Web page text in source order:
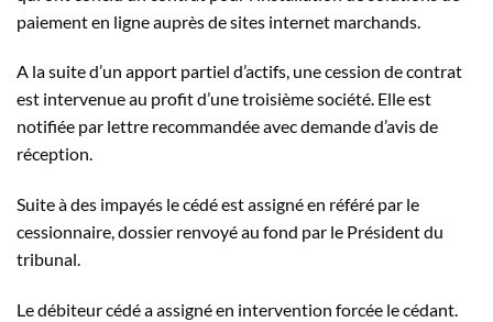
paiement en ligne auprès de sites internet marchands.
A la suite d’un apport partiel d’actifs, une cession de contrat
est intervenue au profit d’une troisième société. Elle est
notifiée par lettre recommandée avec demande d’avis de
réception.
Suite à des impayés le cédé est assigné en référé par le
cessionnaire, dossier renvoyé au fond par le Président du
tribunal.
Le débiteur cédé a assigné en intervention forcée le cédant.